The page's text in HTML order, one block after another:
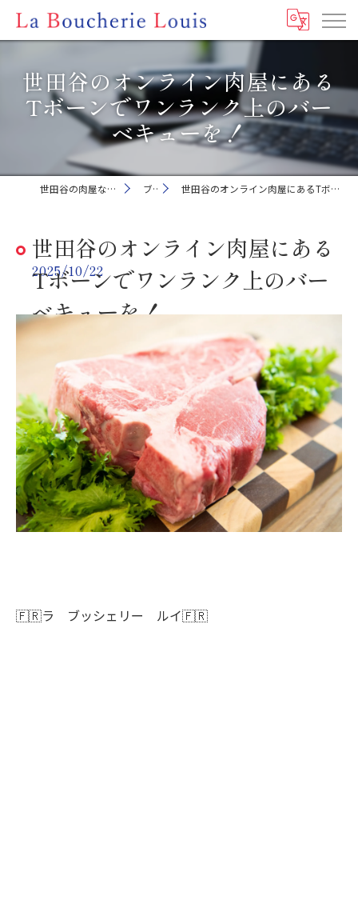
世田谷のオンライン肉屋にある
Tボーンでワンランク上のバー
ベキューを！
世田谷の肉屋ならLa Boucherie Louis ブログ 世田谷のオンライン肉屋にあるTボーンでワンランク上のバーベキューを！
世田谷のオンライン肉屋にある
Tボーンでワンランク上のバー
ベキューを！
2025/10/22
🇫🇷ラ ブッシェリー ルイ🇫🇷